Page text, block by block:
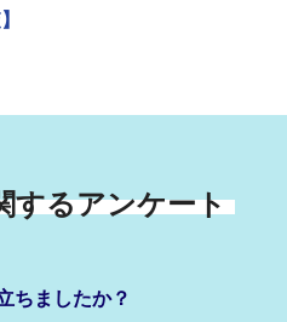
するアンケート
ちましたか？